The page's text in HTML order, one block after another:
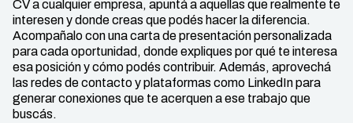
CV a cualquier empresa, apuntá a aquellas que realmente te
interesen y donde creas que podés hacer la diferencia.
Acompañalo con una carta de presentación personalizada
para cada oportunidad, donde expliques por qué te interesa
esa posición y cómo podés contribuir. Además, aprovechá
las redes de contacto y plataformas como LinkedIn para
generar conexiones que te acerquen a ese trabajo que
buscás.